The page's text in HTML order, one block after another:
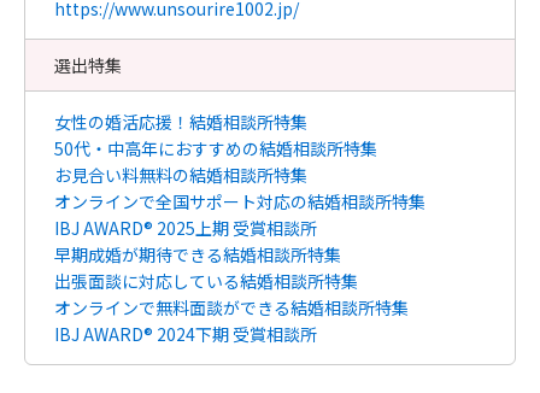
https://www.unsourire1002.jp/
選出特集
女性の婚活応援！結婚相談所特集
50代・中高年におすすめの結婚相談所特集
お見合い料無料の結婚相談所特集
オンラインで全国サポート対応の結婚相談所特集
IBJ AWARD® 2025上期 受賞相談所
早期成婚が期待できる結婚相談所特集
出張面談に対応している結婚相談所特集
オンラインで無料面談ができる結婚相談所特集
IBJ AWARD® 2024下期 受賞相談所